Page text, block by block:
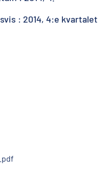
: 2014, 4:e kvartalet